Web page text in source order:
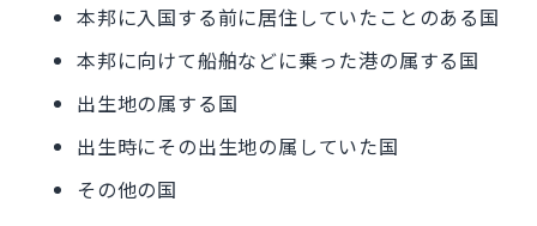
本邦に入国する前に居住していたことのある国
本邦に向けて船舶などに乗った港の属する国
出生地の属する国
出生時にその出生地の属していた国
その他の国